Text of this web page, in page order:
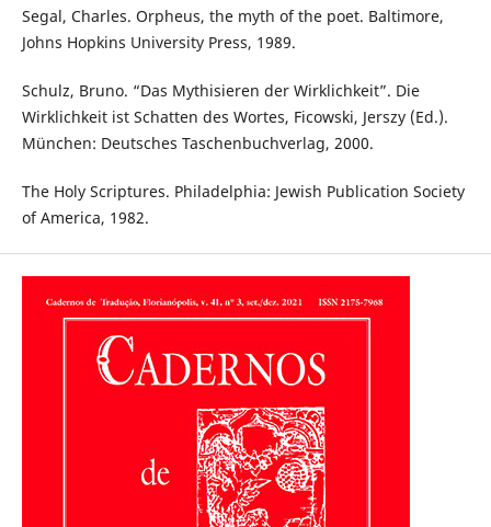
Segal, Charles. Orpheus, the myth of the poet. Baltimore,
Johns Hopkins University Press, 1989.
Schulz, Bruno. “Das Mythisieren der Wirklichkeit”. Die
Wirklichkeit ist Schatten des Wortes, Ficowski, Jerszy (Ed.).
München: Deutsches Taschenbuchverlag, 2000.
The Holy Scriptures. Philadelphia: Jewish Publication Society
of America, 1982.